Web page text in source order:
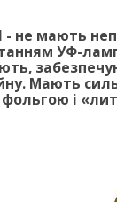
- не мають
УФ-
Мають
фольгою і